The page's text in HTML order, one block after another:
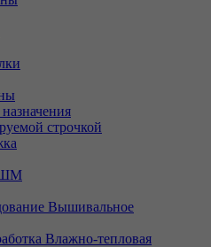
строчкой
Вышивальное
Влажно-тепловая